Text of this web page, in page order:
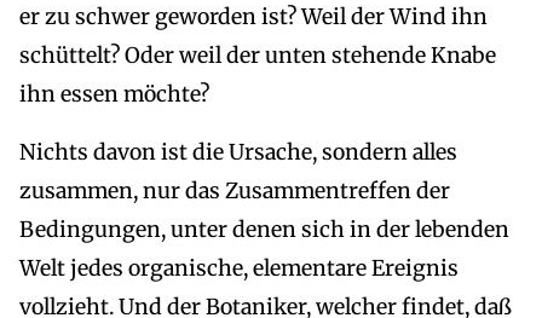
er zu schwer geworden ist? Weil der Wind ihn
schüttelt? Oder weil der unten stehende Knabe
ihn essen möchte?
Nichts davon ist die Ursache, sondern alles
zusammen, nur das Zusammentreffen der
Bedingungen, unter denen sich in der lebenden
Welt jedes organische, elementare Ereignis
vollzieht. Und der Botaniker, welcher findet, daß